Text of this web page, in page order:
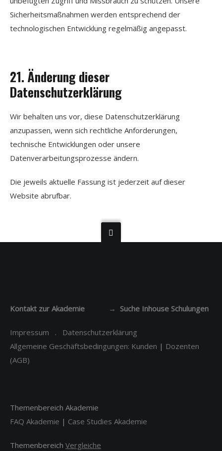
Sicherheitsmaßnahmen werden entsprechend der
technologischen Entwicklung regelmäßig angepasst.
21. Änderung dieser
Datenschutzerklärung
Wir behalten uns vor, diese Datenschutzerklärung
anzupassen, wenn sich rechtliche Anforderungen,
technische Entwicklungen oder unsere
Datenverarbeitungsprozesse ändern.
Die jeweils aktuelle Fassung ist jederzeit auf dieser
Website abrufbar.
Kontakt zur Akademie → Suche Inhouse Schulungen
Impressum . Datenschutzerklärung
Allgemeine Geschäftsbedingungen: Kunden | Dozenten
(AGB)
Themenbereich Akademie
FAQ Akademie | Case Studies Akademie
Themenbereich Vergleiche